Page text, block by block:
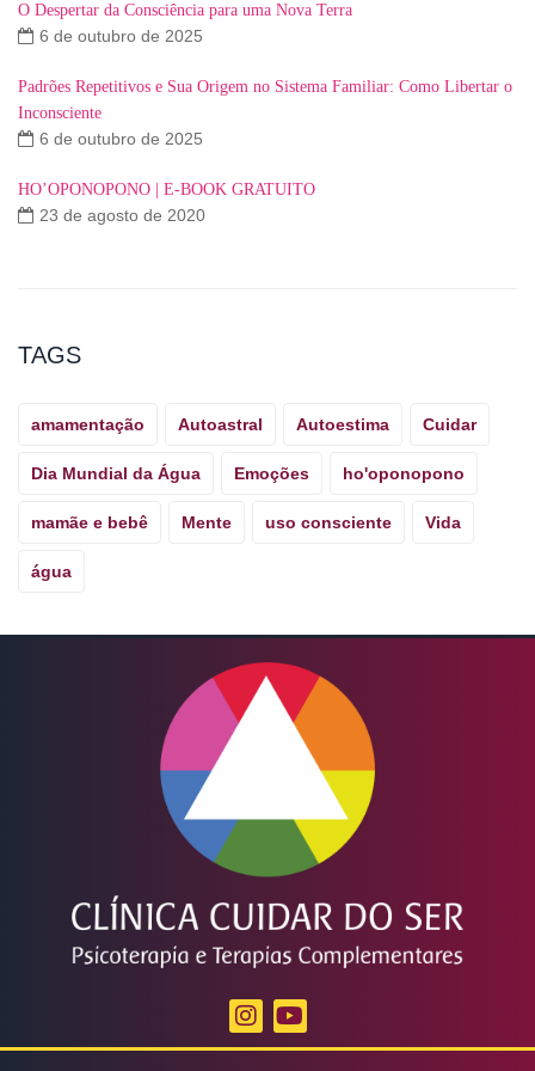
O Despertar da Consciência para uma Nova Terra
6 de outubro de 2025
Padrões Repetitivos e Sua Origem no Sistema Familiar: Como Libertar o
Inconsciente
6 de outubro de 2025
HO’OPONOPONO | E-BOOK GRATUITO
23 de agosto de 2020
TAGS
amamentação Autoastral Autoestima Cuidar
Dia Mundial da Água Emoções ho'oponopono
mamãe e bebê Mente uso consciente Vida
água